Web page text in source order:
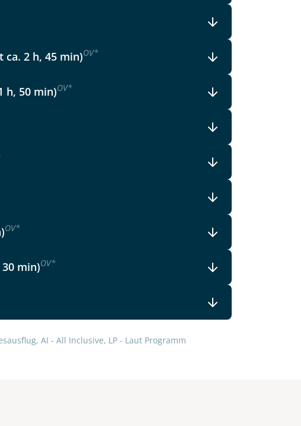
ca. 2 h, 45 min)OV*
h, 50 min)OV*
OV*
min)OV*
AI - All Inclusive, LP - Laut Programm